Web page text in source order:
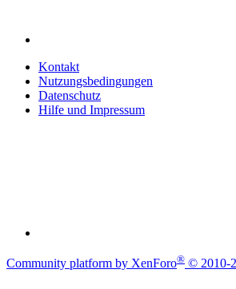
Kontakt
Nutzungsbedingungen
Datenschutz
Hilfe und Impressum
Community platform by XenForo® © 2010-